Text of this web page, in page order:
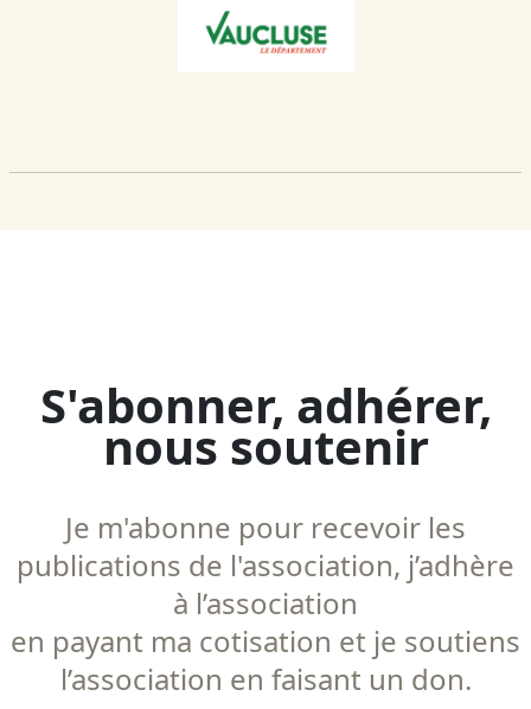
S'abonner, adhérer,
nous soutenir
Je m'abonne pour recevoir les
publications de l'association, j’adhère
à l’association
en payant ma cotisation et je soutiens
l’association en faisant un don.